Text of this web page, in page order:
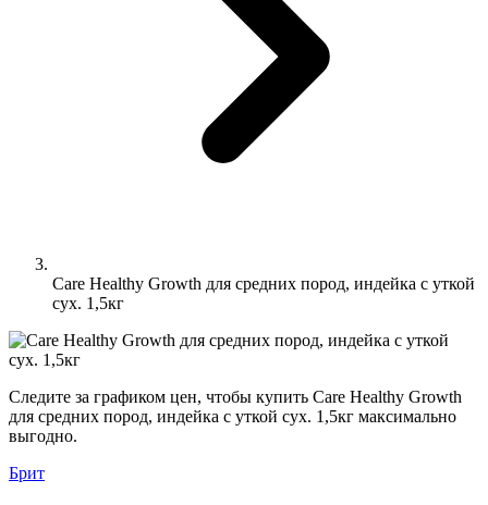
Care Healthy Growth для средних пород, индейка с уткой
сух. 1,5кг
Следите за графиком цен, чтобы купить Care Healthy Growth
для средних пород, индейка с уткой сух. 1,5кг максимально
выгодно.
Брит